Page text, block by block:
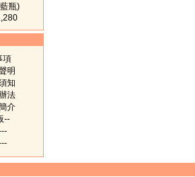
瓶)
項
明
知
法
介
--